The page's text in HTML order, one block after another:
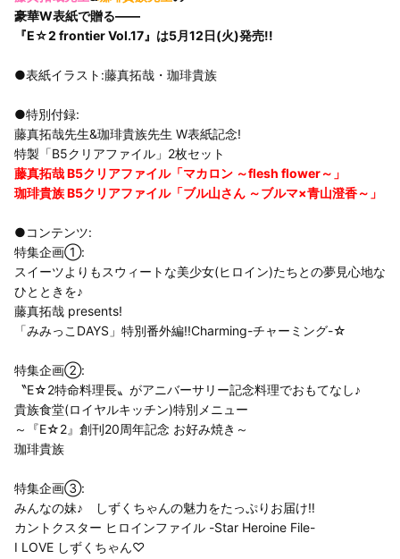
豪華W表紙で贈る――
『E☆2 frontier Vol.17』は5月12日(火)発売!!
●表紙イラスト:藤真拓哉・珈琲貴族
●特別付録:
藤真拓哉先生&珈琲貴族先生 W表紙記念!
特製「B5クリアファイル」2枚セット
藤真拓哉 B5クリアファイル「マカロン ～flesh flower～」
珈琲貴族 B5クリアファイル「ブル山さん ～ブルマ×青山澄香～」
●コンテンツ:
特集企画①:
スイーツよりもスウィートな美少女(ヒロイン)たちとの夢見心地な
ひとときを♪
藤真拓哉 presents!
「みみっこDAYS」特別番外編!!Charming-チャーミング-☆
特集企画②:
〝E☆2特命料理長〟がアニバーサリー記念料理でおもてなし♪
貴族食堂(ロイヤルキッチン)特別メニュー
～『E☆2』創刊20周年記念 お好み焼き～
珈琲貴族
特集企画③:
みんなの妹♪ しずくちゃんの魅力をたっぷりお届け‼
カントクスター ヒロインファイル -Star Heroine File-
I LOVE しずくちゃん♡